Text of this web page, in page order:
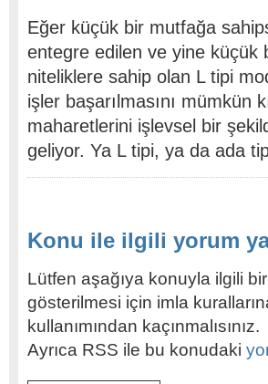
Eğer küçük bir mutfağa
entegre edilen ve yine küçük
niteliklere sahip olan L tipi
işler başarılmasını mümkün
maharetlerini işlevsel bir
geliyor. Ya L tipi, ya da ada
Konu ile ilgili yorum
Lütfen aşağıya konuyla ilgili bir
gösterilmesi için imla
kullanımından kaçınmalısınız.
Ayrıca RSS ile bu konudaki